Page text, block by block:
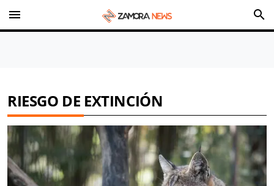
menu search
RIESGO DE EXTINCIÓN